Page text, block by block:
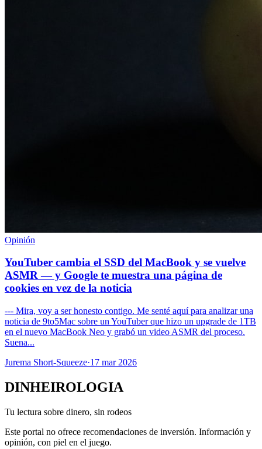
Opinión
YouTuber cambia el SSD del MacBook y se vuelve
ASMR — y Google te muestra una página de
cookies en vez de la noticia
--- Mira, voy a ser honesto contigo. Me senté aquí para analizar una
noticia de 9to5Mac sobre un YouTuber que hizo un upgrade de 1TB
en el nuevo MacBook Neo y grabó un video ASMR del proceso.
Suena...
Jurema Short-Squeeze·17 mar 2026
DINHEIROLOGIA
Tu lectura sobre dinero, sin rodeos
Este portal no ofrece recomendaciones de inversión. Información y
opinión, con piel en el juego.